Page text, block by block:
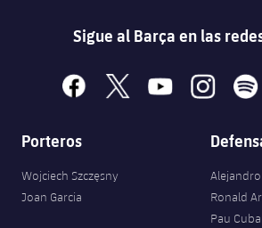
Sigue al Barça en las
facebook
x youtubeinstagramspotify
Porteros
Wojciech Szczęsny
Joan Garcia
Ronald
Pau